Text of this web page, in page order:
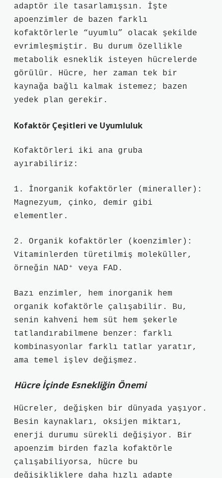
adaptör ile tasarlamışsın. İşte
apoenzimler de bazen farklı
kofaktörlerle “uyumlu” olacak şekilde
evrimleşmiştir. Bu durum özellikle
metabolik esneklik isteyen hücrelerde
görülür. Hücre, her zaman tek bir
kaynağa bağlı kalmak istemez; bazen
yedek plan gerekir.
Kofaktör Çeşitleri ve Uyumluluk
Kofaktörleri iki ana gruba
ayırabiliriz:
1. İnorganik kofaktörler (mineraller):
Magnezyum, çinko, demir gibi
elementler.
2. Organik kofaktörler (koenzimler):
Vitaminlerden türetilmiş moleküller,
örneğin NAD⁺ veya FAD.
Bazı enzimler, hem inorganik hem
organik kofaktörle çalışabilir. Bu,
senin kahveni hem süt hem şekerle
tatlandırabilmene benzer: farklı
kombinasyonlar farklı tatlar yaratır,
ama temel işlev değişmez.
Hücre İçinde Esnekliğin Önemi
Hücreler, değişken bir dünyada yaşıyor.
Besin kaynakları, oksijen miktarı,
enerji durumu sürekli değişiyor. Bir
apoenzim birden fazla kofaktörle
çalışabiliyorsa, hücre bu
değişikliklere daha hızlı adapte